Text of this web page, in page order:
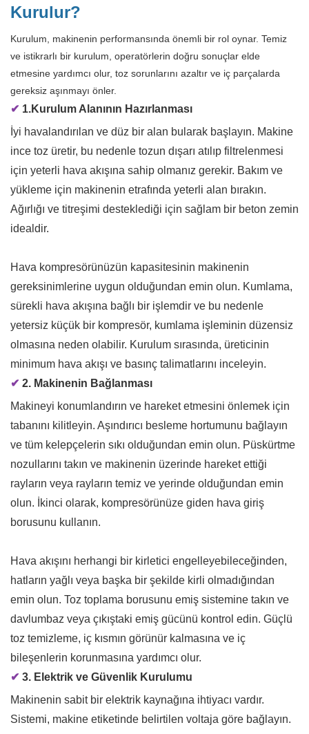
Kurulur?
Kurulum, makinenin performansında önemli bir rol oynar. Temiz
ve istikrarlı bir kurulum, operatörlerin doğru sonuçlar elde
etmesine yardımcı olur, toz sorunlarını azaltır ve iç parçalarda
gereksiz aşınmayı önler.
✔ 1.Kurulum Alanının Hazırlanması
İyi havalandırılan ve düz bir alan bularak başlayın. Makine
ince toz üretir, bu nedenle tozun dışarı atılıp filtrelenmesi
için yeterli hava akışına sahip olmanız gerekir. Bakım ve
yükleme için makinenin etrafında yeterli alan bırakın.
Ağırlığı ve titreşimi desteklediği için sağlam bir beton zemin
idealdir.
Hava kompresörünüzün kapasitesinin makinenin
gereksinimlerine uygun olduğundan emin olun. Kumlama,
sürekli hava akışına bağlı bir işlemdir ve bu nedenle
yetersiz küçük bir kompresör, kumlama işleminin düzensiz
olmasına neden olabilir. Kurulum sırasında, üreticinin
minimum hava akışı ve basınç talimatlarını inceleyin.
✔ 2. Makinenin Bağlanması
Makineyi konumlandırın ve hareket etmesini önlemek için
tabanını kilitleyin. Aşındırıcı besleme hortumunu bağlayın
ve tüm kelepçelerin sıkı olduğundan emin olun. Püskürtme
nozullarını takın ve makinenin üzerinde hareket ettiği
rayların veya rayların temiz ve yerinde olduğundan emin
olun. İkinci olarak, kompresörünüze giden hava giriş
borusunu kullanın.
Hava akışını herhangi bir kirletici engelleyebileceğinden,
hatların yağlı veya başka bir şekilde kirli olmadığından
emin olun. Toz toplama borusunu emiş sistemine takın ve
davlumbaz veya çıkıştaki emiş gücünü kontrol edin. Güçlü
toz temizleme, iç kısmın görünür kalmasına ve iç
bileşenlerin korunmasına yardımcı olur.
✔ 3. Elektrik ve Güvenlik Kurulumu
Makinenin sabit bir elektrik kaynağına ihtiyacı vardır.
Sistemi, makine etiketinde belirtilen voltaja göre bağlayın.